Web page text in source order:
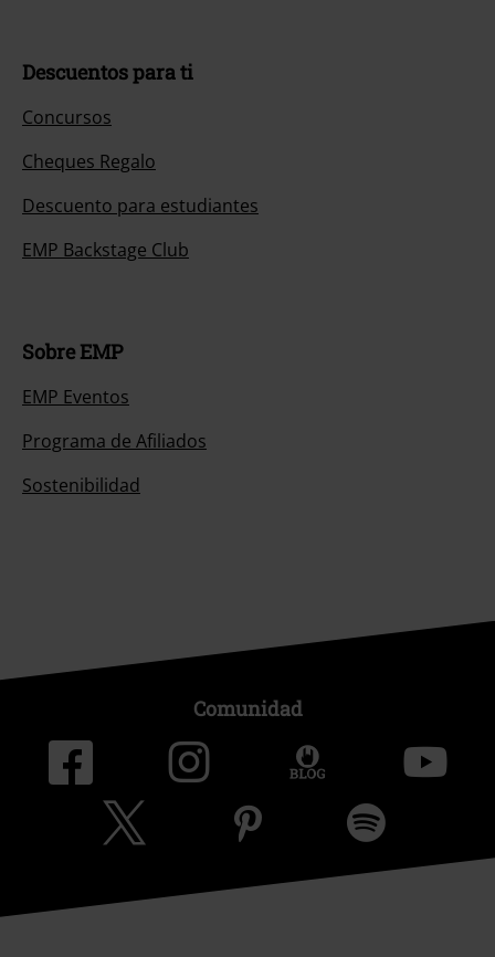
Descuentos para ti
Concursos
Cheques Regalo
Descuento para estudiantes
EMP Backstage Club
Sobre EMP
EMP Eventos
Programa de Afiliados
Sostenibilidad
Comunidad